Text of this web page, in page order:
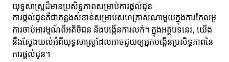
យុទ្ធសាស្ត្រដ៏មានប្រសិទ្ធភាពសម្រាប់ការផ្តល់ជូន
ការផ្តល់ជូនគឺជាគន្លងសំខាន់សម្រាប់សហគ្រាសណាមួយក្នុងការកែលម្អ
ការចាប់អារម្មណ៍ពីអតិថិជន និងបង្កើនការលក់។ ក្នុងអត្ថបទនេះ, យើង
នឹងស្វែងយល់អំពីយុទ្ធសាស្ត្រដែលអាចជួយឲ្យអ្នកបង្កើនប្រសិទ្ធភាពនៃ
ការផ្តល់ជូន។